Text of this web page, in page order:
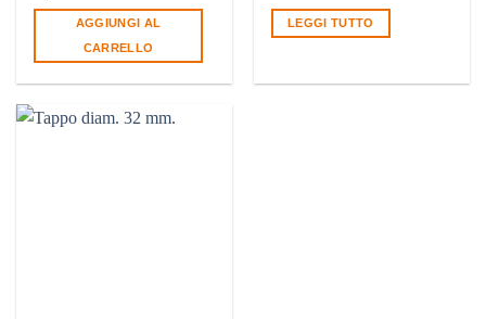
AGGIUNGI AL
CARRELLO
LEGGI TUTTO